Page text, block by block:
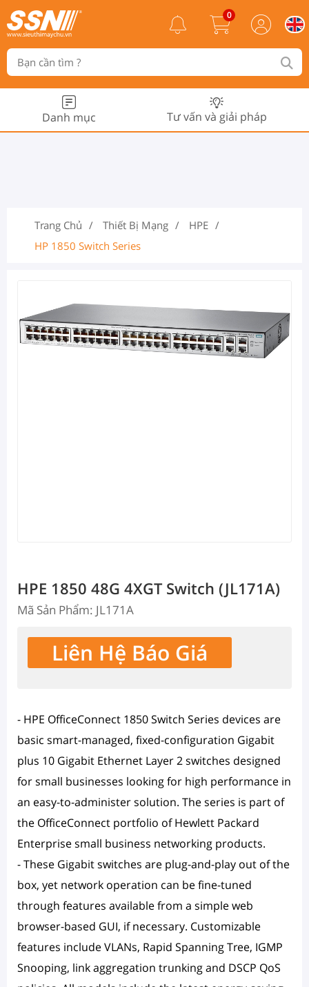
0
Danh mục Tư vấn và giải pháp
Trang Chủ Thiết Bị Mạng
HPE
HP 1850 Switch Series
HPE 1850 48G 4XGT Switch (JL171A)
Mã Sản Phẩm: JL171A
Liên Hệ Báo Giá
- HPE OfficeConnect 1850 Switch Series devices are
basic smart-managed, fixed-configuration Gigabit
plus 10 Gigabit Ethernet Layer 2 switches designed
for small businesses looking for high performance in
an easy-to-administer solution. The series is part of
the OfficeConnect portfolio of Hewlett Packard
Enterprise small business networking products.
- These Gigabit switches are plug-and-play out of the
box, yet network operation can be fine-tuned
through features available from a simple web
browser-based GUI, if necessary. Customizable
features include VLANs, Rapid Spanning Tree, IGMP
Snooping, link aggregation trunking and DSCP QoS